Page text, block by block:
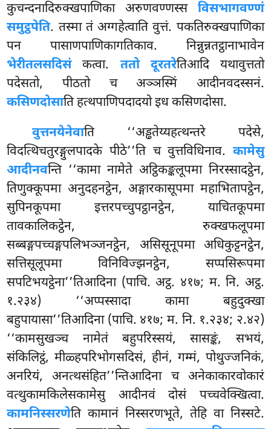
कुचन्दनादिरुक्खपाणिका अरुणवण्णस्स विसभागवण्णं
समुट्ठपेति. तस्मा तं अग्गहेत्वाति वुत्तं. पकतिरुक्खपाणिका
पन पासाणपाणिकागतिकाव. निन्नुन्नतट्ठानाभावेन
भेरीतलसदिसंकत्वा. ततो दूरतरेतिआदि यथावुत्ततो
पदेसतो, पीठतो च अञ्ञस्मिं आदीनवदस्सनं.
कसिणदोसाति हत्थपाणिपदादयो इध कसिणदोसा.
वुत्तनयेनेवाति ‘‘अड्ढतेय्यहत्थन्तरे पदेसे,
विदत्थिचतुरङ्गुलपादके पीठे’’ति च वुत्तविधिनाव. कामेसु
आदीनवन्ति ‘‘कामा नामेते अट्ठिकङ्कलूपमा निरस्सादट्ठेन,
तिणुक्कूपमा अनुदहनट्ठेन, अङ्गारकासूपमा महाभितापट्ठेन,
सुपिनकूपमा इत्तरपच्चुपट्ठानट्ठेन, याचितकूपमा
तावकालिकट्ठेन, रुक्खफलूपमा
सब्बङ्गपच्चङ्गपलिभञ्जनट्ठेन, असिसूनूपमा अधिकुट्टनट्ठेन,
सत्तिसूलूपमा विनिविज्झनट्ठेन, सप्पसिरूपमा
सपटिभयट्ठेना’’तिआदिना (पाचि. अट्ठ. ४१७; म. नि. अट्ठ.
१.२३४) ‘‘अप्पस्सादा कामा बहुदुक्खा
बहुपायासा’’तिआदिना (पाचि. ४१७; म. नि. १.२३४; २.४२)
‘‘कामसुखञ्च नामेतं बहुपरिस्सयं, सासङ्कं, सभयं,
संकिलिट्ठं, मीळ्हपरिभोगसदिसं, हीनं, गम्मं, पोथुज्जनिकं,
अनरियं, अनत्थसंहित’’न्तिआदिना च अनेकाकारवोकारं
वत्थुकामकिलेसकामेसु आदीनवं दोसं पच्चवेक्खित्वा.
कामनिस्सरणेति कामानं निस्सरणभूते, तेहि वा निस्सटे.